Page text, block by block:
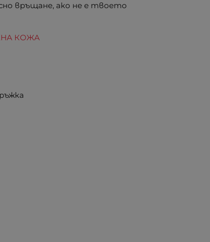
връщане, ако не е твоето
КОЖА